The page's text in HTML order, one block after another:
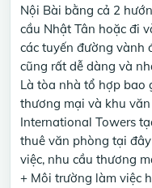
Nội Bài bằng cả 2
cầu Nhật Tân hoặc đi
các tuyến đường vành
cũng rất dễ dàng và
Là tòa nhà tổ hợp bao
thương mại và khu
International Towers
thuê văn phòng tại
việc, nhu cầu thương
+ Môi trường làm việc